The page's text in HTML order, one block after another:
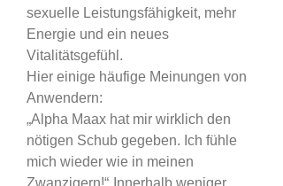
sexuelle Leistungsfähigkeit, mehr
Energie und ein neues
Vitalitätsgefühl.
Hier einige häufige Meinungen von
Anwendern:
„Alpha Maax hat mir wirklich den
nötigen Schub gegeben. Ich fühle
mich wieder wie in meinen
Zwanzigern!“„Innerhalb weniger